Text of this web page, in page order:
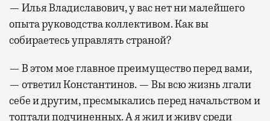
— Илья Владиславович, у вас нет ни малейшего
опыта руководства коллективом. Как вы
собираетесь управлять страной?
— В этом мое главное преимущество перед вами,
— ответил Константинов. — Вы всю жизнь лгали
себе и другим, пресмыкались перед начальством и
топтали подчиненных. А я жил и живу среди